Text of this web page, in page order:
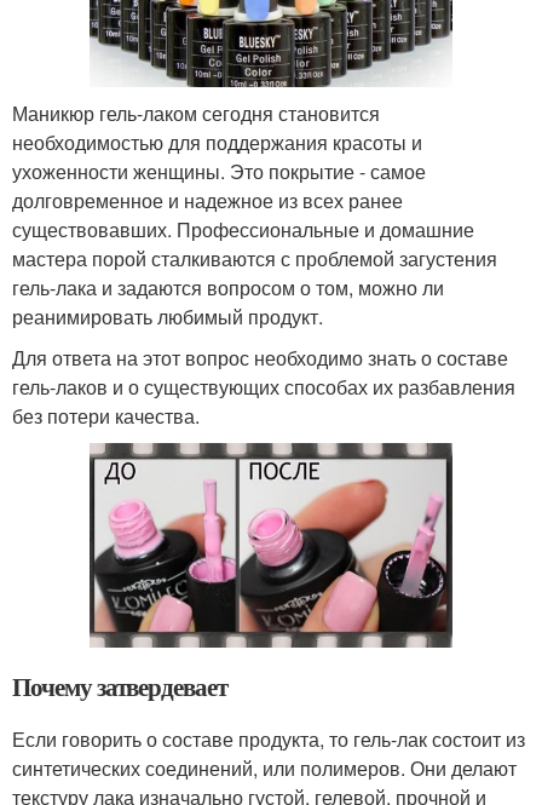
Маникюр гель-лаком сегодня становится
необходимостью для поддержания красоты и
ухоженности женщины. Это покрытие - самое
долговременное и надежное из всех ранее
существовавших. Профессиональные и домашние
мастера порой сталкиваются с проблемой загустения
гель-лака и задаются вопросом о том, можно ли
реанимировать любимый продукт.
Для ответа на этот вопрос необходимо знать о составе
гель-лаков и о существующих способах их разбавления
без потери качества.
Почему затвердевает
Если говорить о составе продукта, то гель-лак состоит из
синтетических соединений, или полимеров. Они делают
текстуру лака изначально густой, гелевой, прочной и